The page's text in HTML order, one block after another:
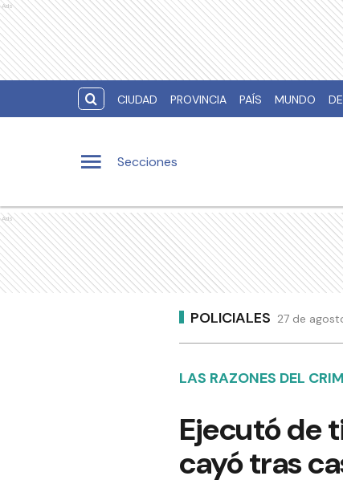
Ads
CIUDAD PROVINCIA PAÍS MUNDO
Secciones
Ads
POLICIALES 27 de
LAS RAZONES DEL
Ejecutó de
cayó tras